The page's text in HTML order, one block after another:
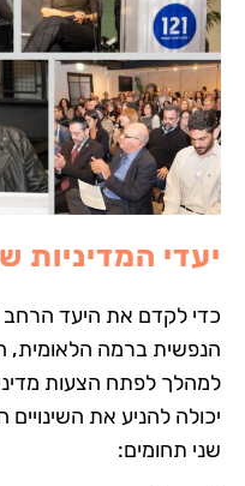
יעדי המדיניות
כדי לקדם את היעד הרחב
הנפשית ברמה הלאומית,
למהלך לפתח הצעות
יכולה להניע את
שני תחומים: